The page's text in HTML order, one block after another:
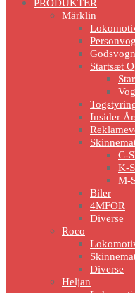
Up
PRODUKTER
Märklin
Startsæt
Insider
C-
K-
M-
Biler
4MFOR
Diverse
Roco
Diverse
Heljan